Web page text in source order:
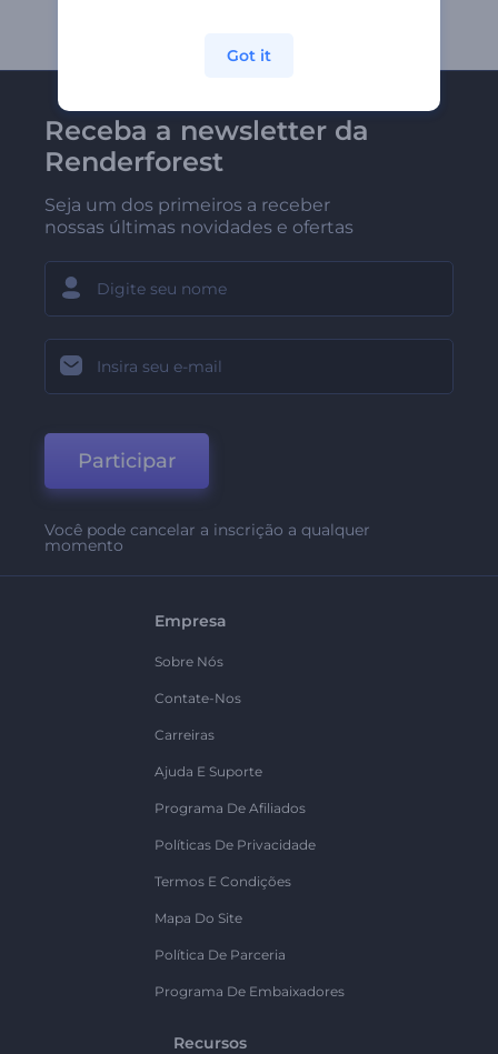
Receba a newsletter da
Renderforest
Seja um dos primeiros a receber
nossas últimas novidades e ofertas
Participar
Você pode cancelar a inscrição a qualquer
momento
Empresa
Sobre Nós
Contate-Nos
Carreiras
Ajuda E Suporte
Programa De Afiliados
Políticas De Privacidade
Termos E Condições
Mapa Do Site
Política De Parceria
Programa De Embaixadores
Recursos
Got it